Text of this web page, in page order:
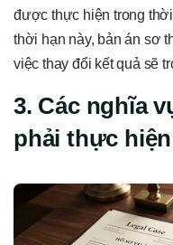
được thực hiện trong
thời hạn này, bản án sơ
việc thay đổi kết quả sẽ
3. Các nghĩa
phải thực hiện